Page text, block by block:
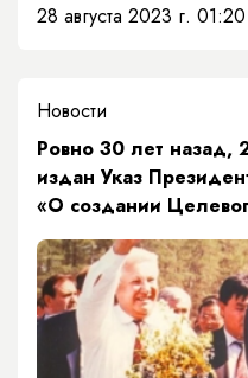
28 августа 2023 г. 01:20
Новости
​Ровно 30 лет назад,
издан Указ
«О создании
поколений РС(Я)».